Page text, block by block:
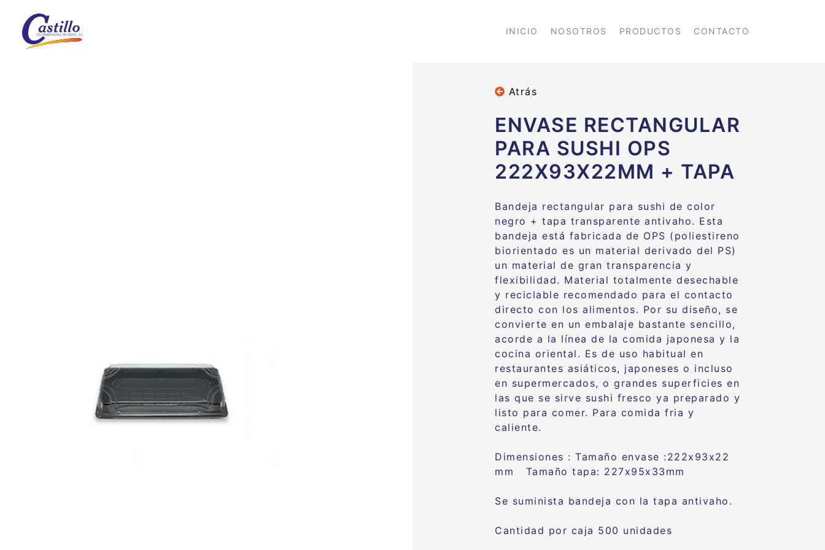
INICIO NOSOTROS PRODUCTOS CONTACTO
Atrás
ENVASE RECTANGULAR
PARA SUSHI OPS
222X93X22MM + TAPA
Bandeja rectangular para sushi de color
negro + tapa transparente antivaho. Esta
bandeja está fabricada de OPS (poliestireno
biorientado es un material derivado del PS)
un material de gran transparencia y
flexibilidad. Material totalmente desechable
y reciclable recomendado para el contacto
directo con los alimentos. Por su diseño, se
convierte en un embalaje bastante sencillo,
acorde a la línea de la comida japonesa y la
cocina oriental. Es de uso habitual en
restaurantes asiáticos, japoneses o incluso
en supermercados, o grandes superficies en
las que se sirve sushi fresco ya preparado y
listo para comer. Para comida fria y
caliente.
Dimensiones : Tamaño envase :222x93x22
mm Tamaño tapa: 227x95x33mm
Se suminista bandeja con la tapa antivaho.
Cantidad por caja 500 unidades